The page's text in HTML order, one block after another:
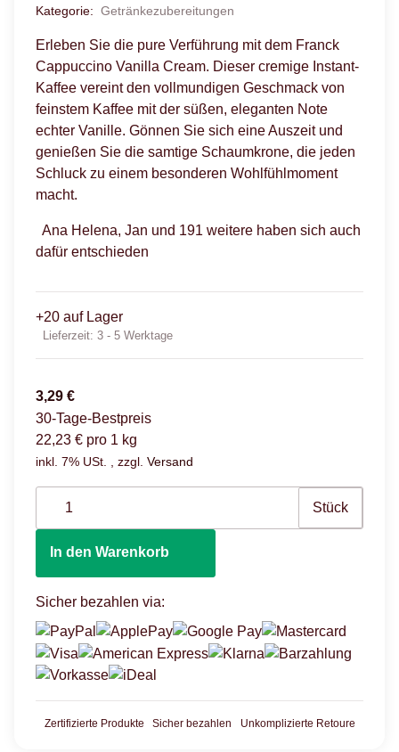
Kategorie: Getränkezubereitungen
Erleben Sie die pure Verführung mit dem Franck
Cappuccino Vanilla Cream. Dieser cremige Instant-
Kaffee vereint den vollmundigen Geschmack von
feinstem Kaffee mit der süßen, eleganten Note
echter Vanille. Gönnen Sie sich eine Auszeit und
genießen Sie die samtige Schaumkrone, die jeden
Schluck zu einem besonderen Wohlfühlmoment
macht.
Ana Helena, Jan und 191 weitere haben sich auch
dafür entschieden
+20 auf Lager
Lieferzeit: 3 - 5 Werktage
3,29 €
30-Tage-Bestpreis
22,23 € pro 1 kg
inkl. 7% USt. , zzgl. Versand
Stück
In den Warenkorb
Sicher bezahlen via:
Zertifizierte Produkte Sicher bezahlen Unkomplizierte Retoure